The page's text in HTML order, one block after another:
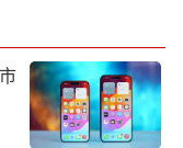
求长期的政治
复杂性要求国
突的循环将延
以色列宣布一